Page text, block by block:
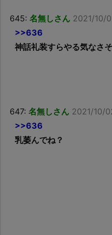
645: 名無しさん 2021/10/
>>636
神話礼装すらやる気なさ
647: 名無しさん 2021/10/
>>636
乳萎んでね？